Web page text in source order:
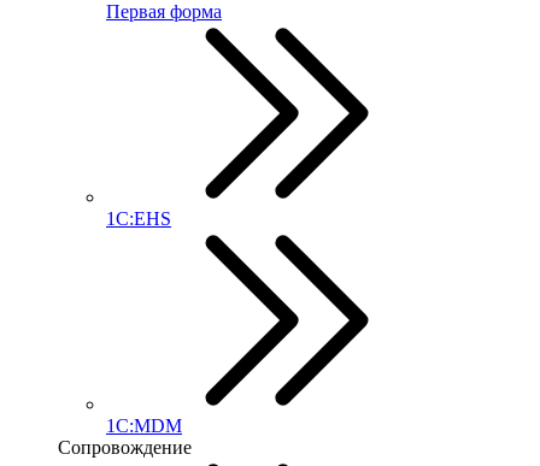
Первая форма
1С:EHS
1С:MDM
Сопровождение